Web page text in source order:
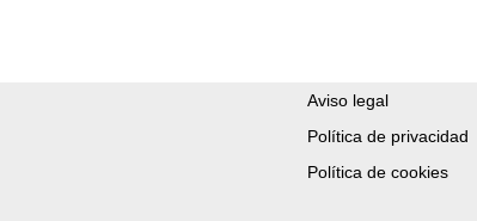
Aviso legal
Política de privacidad
Política de cookies